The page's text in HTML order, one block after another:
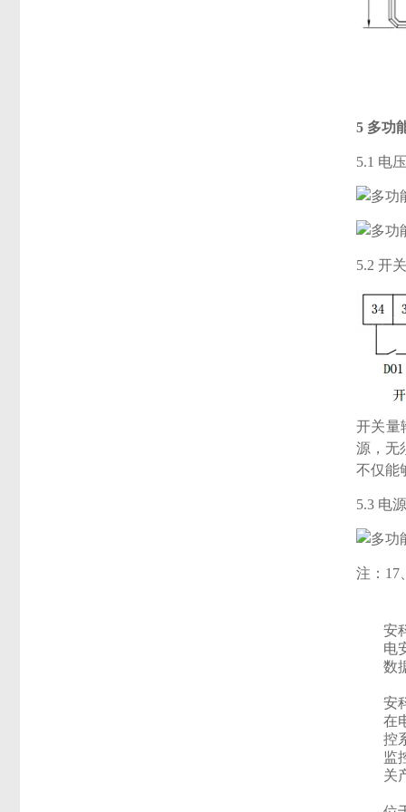
5 多功
5.1 电
5.2 开
开关量
源，无
不仅能
5.3 电
注：17
安
电
数
安
在
控
监
关